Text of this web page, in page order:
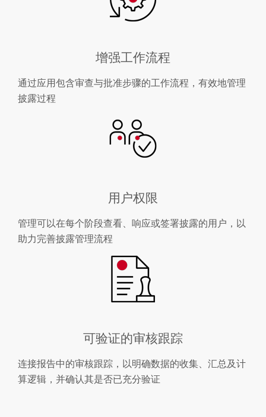
增强工作流程
通过应用包含审查与批准步骤的工作流程，有效地管理
披露过程
用户权限
管理可以在每个阶段查看、响应或签署披露的用户，以
助力完善披露管理流程
可验证的审核跟踪
连接报告中的审核跟踪，以明确数据的收集、汇总及计
算逻辑，并确认其是否已充分验证